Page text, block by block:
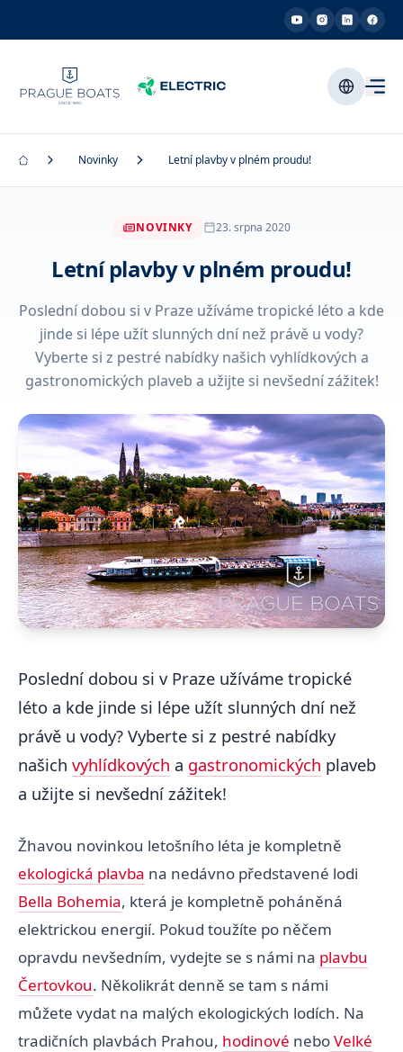
Novinky Letní plavby v plném proudu!
NOVINKY 23. srpna 2020
Letní plavby v plném proudu!
Poslední dobou si v Praze užíváme tropické léto a kde
jinde si lépe užít slunných dní než právě u vody?
Vyberte si z pestré nabídky našich vyhlídkových a
gastronomických plaveb a užijte si nevšední zážitek!
Poslední dobou si v Praze užíváme tropické
léto a kde jinde si lépe užít slunných dní než
právě u vody? Vyberte si z pestré nabídky
našich vyhlídkových a gastronomických plaveb
a užijte si nevšední zážitek!
Žhavou novinkou letošního léta je kompletně
ekologická plavba na nedávno představené lodi
Bella Bohemia, která je kompletně poháněná
elektrickou energií. Pokud toužíte po něčem
opravdu nevšedním, vydejte se s námi na plavbu
Čertovkou. Několikrát denně se tam s námi
můžete vydat na malých ekologických lodích. Na
tradičních plavbách Prahou, hodinové neboVelké